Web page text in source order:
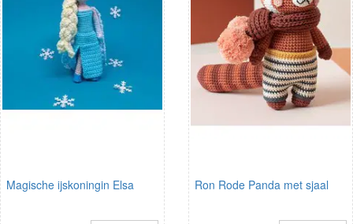
Magische ijskoningin Elsa Ron Rode Panda met sjaal